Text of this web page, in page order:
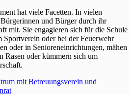
hat viele Facetten. In vielen
und Bürger durch ihr
mit. Sie engagieren sich für die Schule
oder bei der Feuerwehr
oder in Senioreneinrichtungen, mähen
Rasen oder kümmern sich um
mit Betreuungsverein und